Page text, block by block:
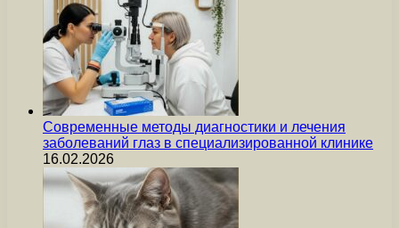
Современные методы диагностики и лечения
заболеваний глаз в специализированной клинике
16.02.2026